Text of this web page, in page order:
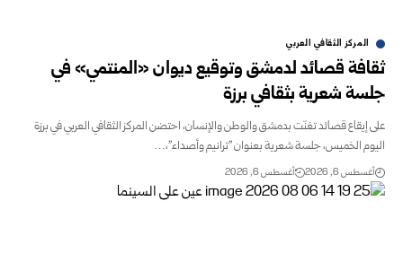
المركز الثقافي العربي
ثقافة قصائد لدمشق وتوقيع ديوان «المنتمي» في
جلسة شعرية بثقافي برزة
على إيقاع قصائد تغنّت بدمشق والوطن والإنسان، احتضن المركز الثقافي العربي في برزة
اليوم الخميس، جلسة شعرية بعنوان "ترانيم وأصداء"،…
أغسطس 6, 2026 أغسطس 6, 2026